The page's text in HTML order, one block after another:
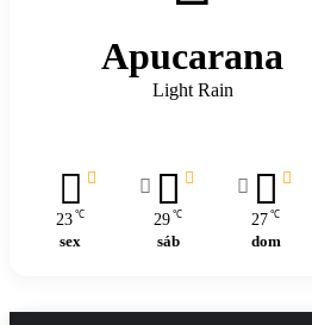
Apucarana
Light Rain
23 ℃
sex
29 ℃
sáb
27 ℃
dom